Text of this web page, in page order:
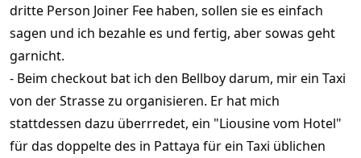
dritte Person Joiner Fee haben, sollen sie es einfach
sagen und ich bezahle es und fertig, aber sowas geht
garnicht.
- Beim checkout bat ich den Bellboy darum, mir ein Taxi
von der Strasse zu organisieren. Er hat mich
stattdessen dazu überrredet, ein "Liousine vom Hotel"
für das doppelte des in Pattaya für ein Taxi üblichen